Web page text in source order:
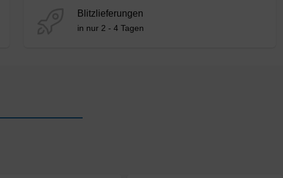
Blitzlieferungen
in nur 2 - 4 Tagen